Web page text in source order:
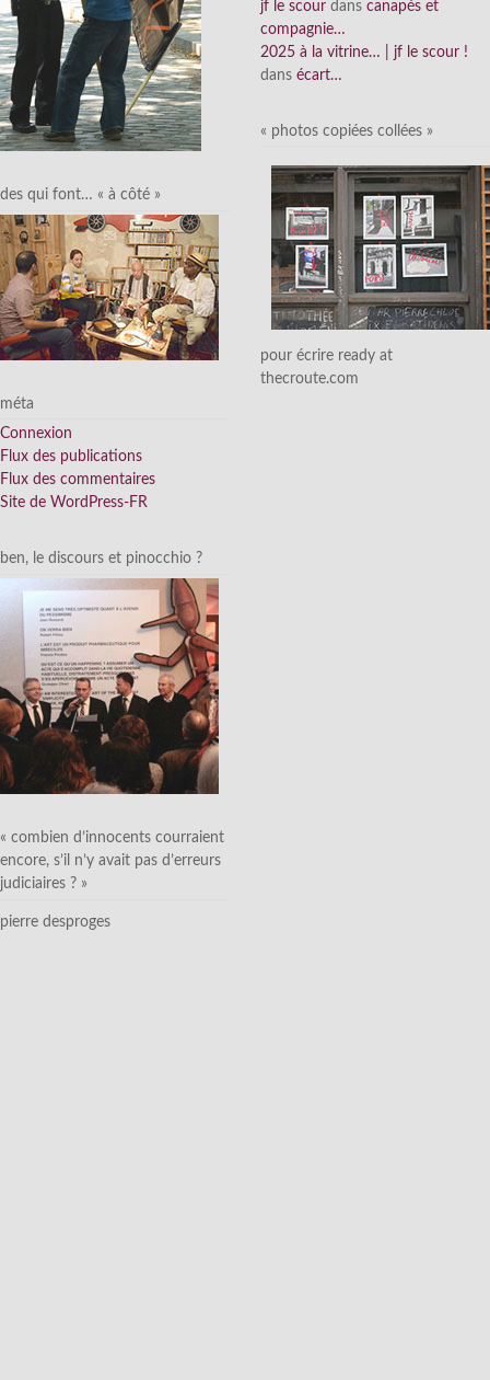
des qui font… « à côté »
méta
Connexion
Flux des publications
Flux des commentaires
Site de WordPress-FR
ben, le discours et pinocchio ?
« combien d’innocents courraient
encore, s’il n’y avait pas d’erreurs
judiciaires ? »
pierre desproges
jf le scour dans canapés et
compagnie…
2025 à la vitrine… | jf le scour !
dans écart…
« photos copiées collées »
pour écrire ready at
thecroute.com